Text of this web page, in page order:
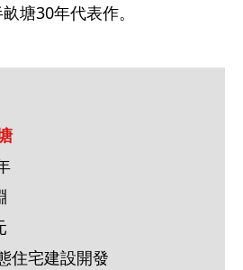
塘30年代表作。
住宅建設開發